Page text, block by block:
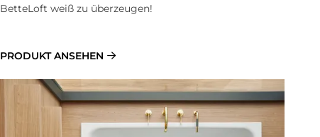
BetteLoft weiß zu überzeugen!
PRODUKT ANSEHEN